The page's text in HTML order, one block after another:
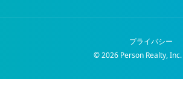
プライバシー
© 2026 Person Realty,